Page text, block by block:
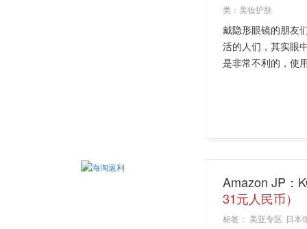
类： 美妆护肤
戴隐形眼镜的朋友
活的人们，其实眼
是非常不利的，使
Amazon JP：
31元人民币）
标签： 美亚专区 日本